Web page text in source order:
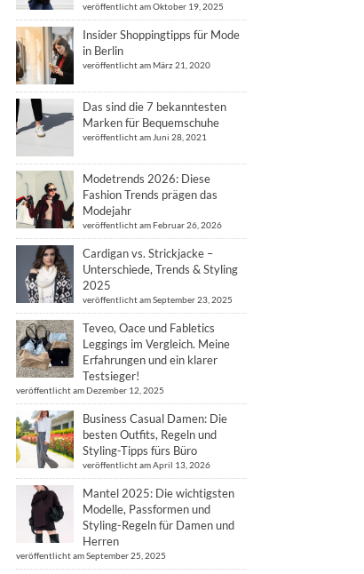
veröffentlicht am Oktober 19, 2025
Insider Shoppingtipps für Mode
in Berlin
veröffentlicht am März 21, 2020
Das sind die 7 bekanntesten
Marken für Bequemschuhe
veröffentlicht am Juni 28, 2021
Modetrends 2026: Diese
Fashion Trends prägen das
Modejahr
veröffentlicht am Februar 26, 2026
Cardigan vs. Strickjacke –
Unterschiede, Trends & Styling
2025
veröffentlicht am September 23, 2025
Teveo, Oace und Fabletics
Leggings im Vergleich. Meine
Erfahrungen und ein klarer
Testsieger!
veröffentlicht am Dezember 12, 2025
Business Casual Damen: Die
besten Outfits, Regeln und
Styling-Tipps fürs Büro
veröffentlicht am April 13, 2026
Mantel 2025: Die wichtigsten
Modelle, Passformen und
Styling-Regeln für Damen und
Herren
veröffentlicht am September 25, 2025